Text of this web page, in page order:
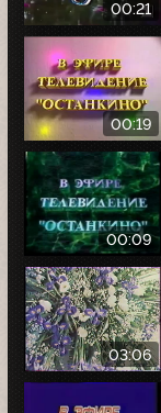
00:21
00:19
00:09
03:06